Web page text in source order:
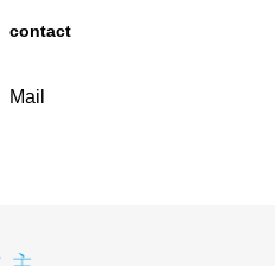
contact
Mail